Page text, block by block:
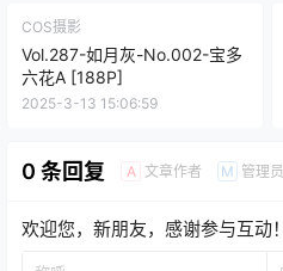
COS摄影
Vol.287-如月灰-No.002-宝多
六花A [188P]
2025-3-13 15:06:59
0 条回复 A 文章作者 M 管理员
欢迎您，新朋友，感谢参与互动！